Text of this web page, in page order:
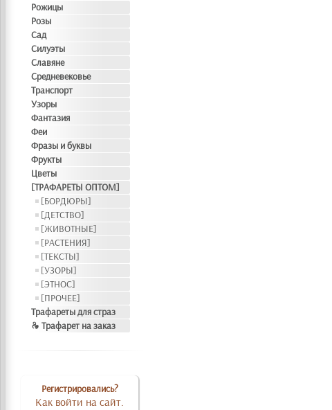
Рожицы
Розы
Сад
Силуэты
Славяне
Средневековье
Транспорт
Узоры
Фантазия
Феи
Фразы и буквы
Фрукты
Цветы
[ТРАФАРЕТЫ ОПТОМ]
[БОРДЮРЫ]
[ДЕТСТВО]
[ЖИВОТНЫЕ]
[РАСТЕНИЯ]
[ТЕКСТЫ]
[УЗОРЫ]
[ЭТНОС]
[ПРОЧЕЕ]
Трафареты для страз
❧ Трафарет на заказ
Регистрировались?
Как войти на сайт.